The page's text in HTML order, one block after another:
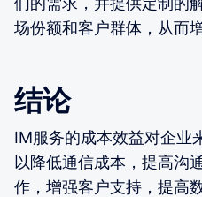
场份额和客户群体，从而
结论
IM服务的成本效益对企业
以降低通信成本，提高沟
作，增强客户支持，提高